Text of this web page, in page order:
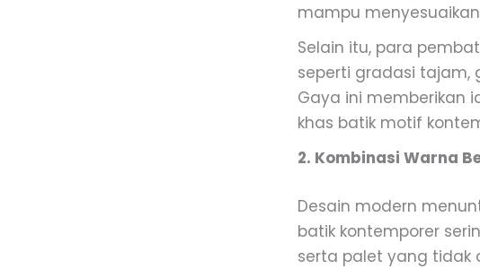
mampu
Selain itu, para
seperti gradasi tajam,
Gaya ini memberikan
khas batik motif
2. Kombinasi Warna
Desain modern
batik kontemporer
serta palet yang tidak